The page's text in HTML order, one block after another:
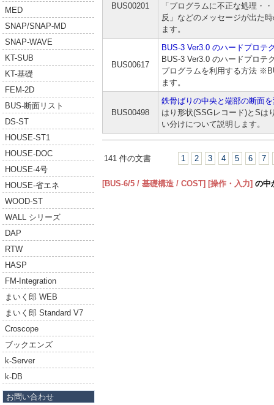
MED
SNAP/SNAP-MD
SNAP-WAVE
KT-SUB
KT-基礎
FEM-2D
BUS-断面リスト
DS-ST
HOUSE-ST1
HOUSE-DOC
HOUSE-4号
HOUSE-省エネ
WOOD-ST
WALL シリーズ
DAP
RTW
HASP
FM-Integration
まいく郎 WEB
まいく郎 Standard V7
Croscope
ブックエンズ
k-Server
k-DB
お問い合わせ
BUS00201
「プログラムに不正な処理・
反」などのメッセージが出た
ます。
BUS00617
BUS-3 Ver3.0 のハードプロテ
BUS-3 Ver3.0 のハードプロテ
プログラムを利用する方法
ます。
BUS00498
鉄骨ばりの中央と端部の断面
はり形状(SSGレコード)とSは
い分けについて説明します。
141 件の文書 1 2 3 4 5 6 7
[BUS-6/5 / 基礎構造 / COST] [操作・入力] の中